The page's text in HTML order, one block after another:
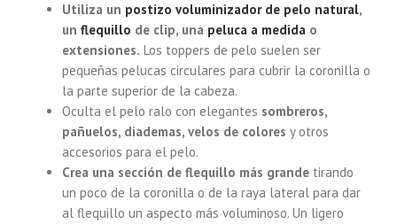
Utiliza un postizo voluminizador de pelo natural,
un flequillo de clip, una peluca a medida o
extensiones. Los toppers de pelo suelen ser
pequeñas pelucas circulares para cubrir la coronilla o
la parte superior de la cabeza.
Oculta el pelo ralo con elegantes sombreros,
pañuelos, diademas, velos de colores y otros
accesorios para el pelo.
Crea una sección de flequillo más grande tirando
un poco de la coronilla o de la raya lateral para dar
al flequillo un aspecto más voluminoso. Un ligero